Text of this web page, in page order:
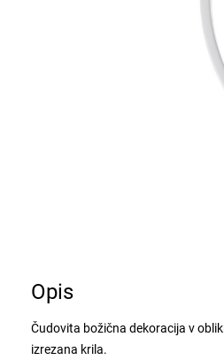
Opis
Čudovita božična dekoracija v
izrezana krila.